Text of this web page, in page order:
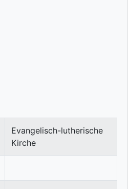
Evangelisch-lutherische
Kirche